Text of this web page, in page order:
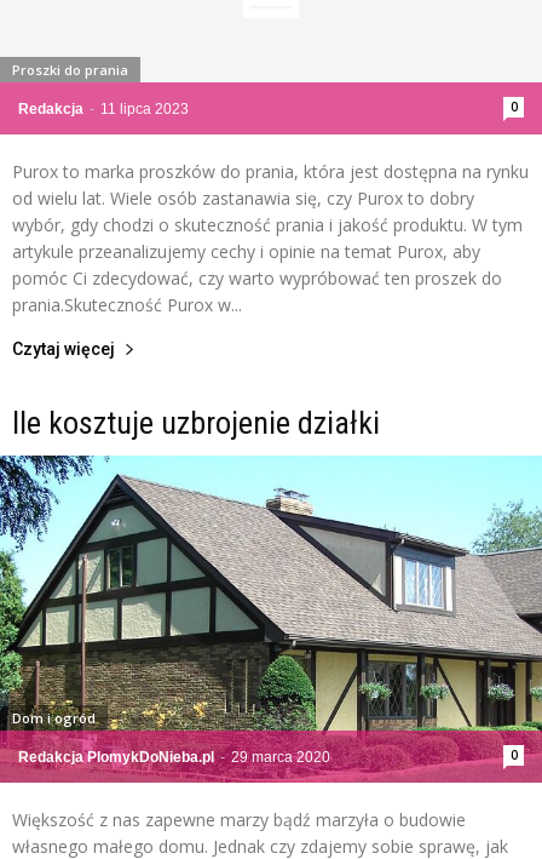
Redakcja - 11 lipca 2023 0
Proszki do prania
Purox to marka proszków do prania, która jest dostępna na rynku
od wielu lat. Wiele osób zastanawia się, czy Purox to dobry
wybór, gdy chodzi o skuteczność prania i jakość produktu. W tym
artykule przeanalizujemy cechy i opinie na temat Purox, aby
pomóc Ci zdecydować, czy warto wypróbować ten proszek do
prania.Skuteczność Purox w...
Czytaj więcej
Ile kosztuje uzbrojenie działki
Redakcja PlomykDoNieba.pl - 29 marca 2020 0
Dom i ogród
Większość z nas zapewne marzy bądź marzyła o budowie
własnego małego domu. Jednak czy zdajemy sobie sprawę, jak